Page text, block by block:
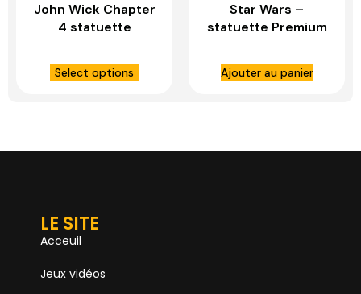
John Wick Chapter
4 statuette
Series 1/4 John
Wick – PRIME 1
Select options
Star Wars –
statuette Premium
Grievous –
SIDESHOW
Ajouter au panier
LE SITE
Acceuil
Jeux vidéos